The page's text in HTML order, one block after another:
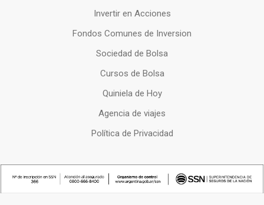
Invertir en Acciones
Fondos Comunes de Inversion
Sociedad de Bolsa
Cursos de Bolsa
Quiniela de Hoy
Agencia de viajes
Política de Privacidad